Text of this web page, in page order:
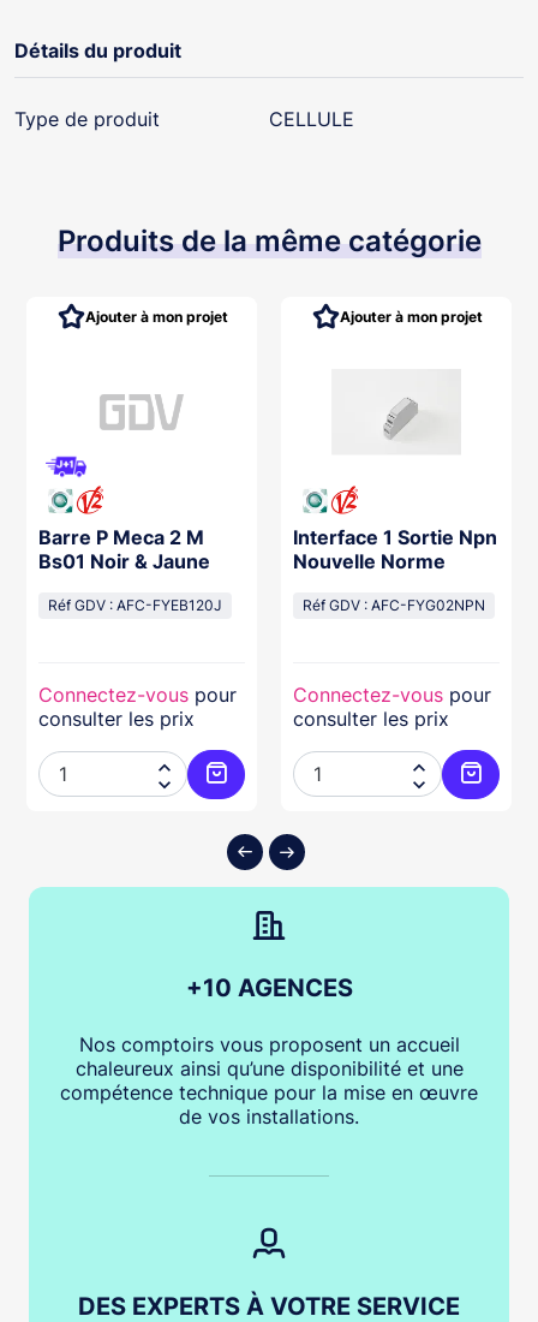
Détails du produit
Type de produit CELLULE
Produits de la même catégorie
au panier
Barre P Meca 2 M
Bs01 Noir & Jaune
Réf GDV : AFC-FYEB120J
Connectez-vous pour
consulter les prix


Ajouter au panier
Ajouter à mon projet
Interface 1 Sortie Npn
Nouvelle Norme
Réf GDV : AFC-FYG02NPN
Connectez-vous pour
consulter les prix


Ajouter à mon projet
+10 AGENCES
Nos comptoirs vous proposent un accueil
chaleureux ainsi qu’une disponibilité et une
compétence technique pour la mise en œuvre
de vos installations.
DES EXPERTS À VOTRE SERVICE